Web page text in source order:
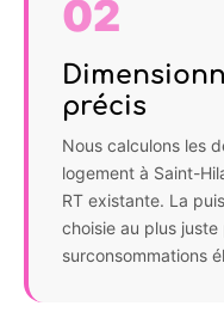
02
précis
Nous calculons les
logement à Saint-
RT existante. La
choisie au plus
surconsommations